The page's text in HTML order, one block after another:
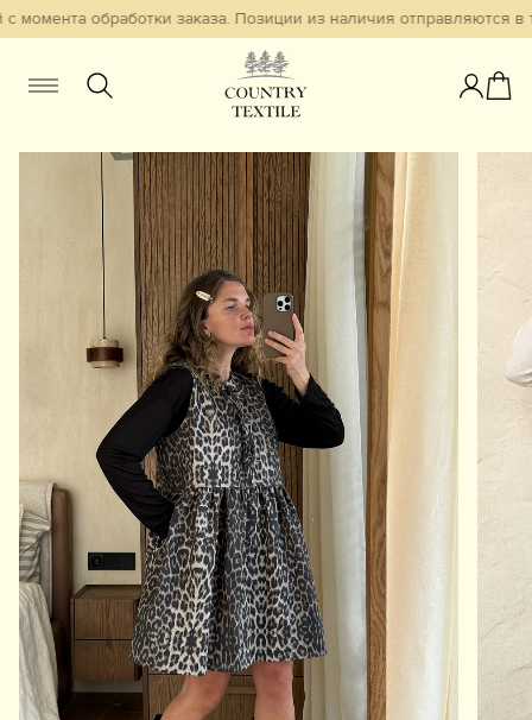
обработки заказа. Позиции из наличия отправляются в
Женщинам МужчинамДетям
Смотреть всё Избранное
Новинки
В наличии
Бестселлеры
Одежда
Обувь
Аксессуары
Украшения